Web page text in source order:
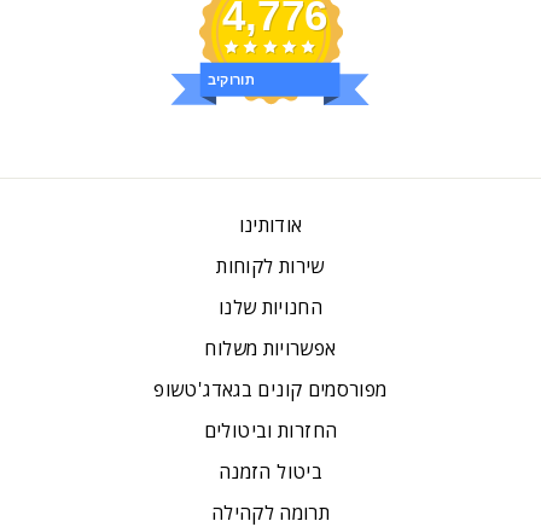
4,776
ביקורות
אודותינו
שירות לקוחות
החנויות שלנו
אפשרויות משלוח
מפורסמים קונים בגאדג'טשופ
החזרות וביטולים
ביטול הזמנה
תרומה לקהילה